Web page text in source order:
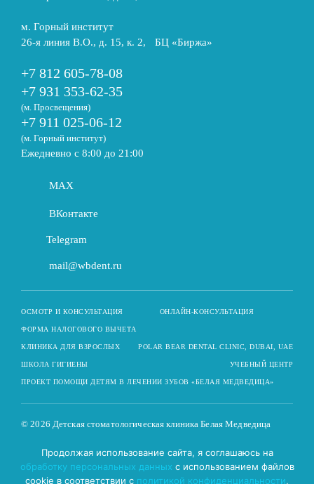
м. Горный институт
26-я линия В.О., д. 15, к. 2, БЦ «Биржа»
+7 812 605-78-08
+7 931 353-62-35
(м. Просвещения)
+7 911 025-06-12
(м. Горный институт)
Ежедневно с 8:00 до 21:00
MAX
ВКонтакте
Telegram
mail@wbdent.ru
ОСМОТР И КОНСУЛЬТАЦИЯ ОНЛАЙН-КОНСУЛЬТАЦИЯ
ФОРМА НАЛОГОВОГО ВЫЧЕТА
КЛИНИКА ДЛЯ ВЗРОСЛЫХ POLAR BEAR DENTAL CLINIC, DUBAI, UAE
ШКОЛА ГИГИЕНЫ УЧЕБНЫЙ ЦЕНТР
ПРОЕКТ ПОМОЩИ ДЕТЯМ В ЛЕЧЕНИИ ЗУБОВ «БЕЛАЯ МЕДВЕДИЦА»
© 2026 Детская стоматологическая клиника Белая Медведица
Согласие на обработку
персональных данных,
переданных третьим лицом
Политика конфиденциальности
Продолжая использование сайта, я соглашаюсь на
обработку персональных данных с использованием файлов
cookie в соответствии с политикой конфиденциальности,